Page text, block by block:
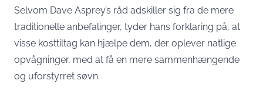
Selvom Dave Asprey’s råd adskiller sig fra de mere
traditionelle anbefalinger, tyder hans forklaring på, at
visse kosttiltag kan hjælpe dem, der oplever natlige
opvågninger, med at få en mere sammenhængende
og uforstyrret søvn.